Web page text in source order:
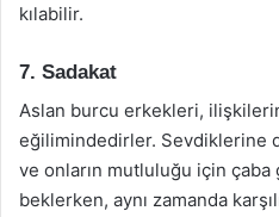
kılabilir.
7. Sadakat
Aslan burcu erkekleri,
eğilimindedirler. Sevdiklerine
ve onların mutluluğu için
beklerken, aynı zamanda